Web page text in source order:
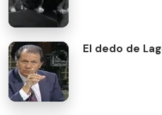
El dedo de